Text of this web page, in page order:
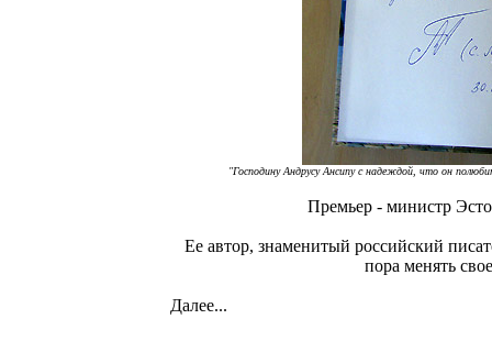
"Господину Андрусу Ансипу с надеждой, что он
Премьер - министр
Ее автор, знаменитый российский
пора менять
Далее...